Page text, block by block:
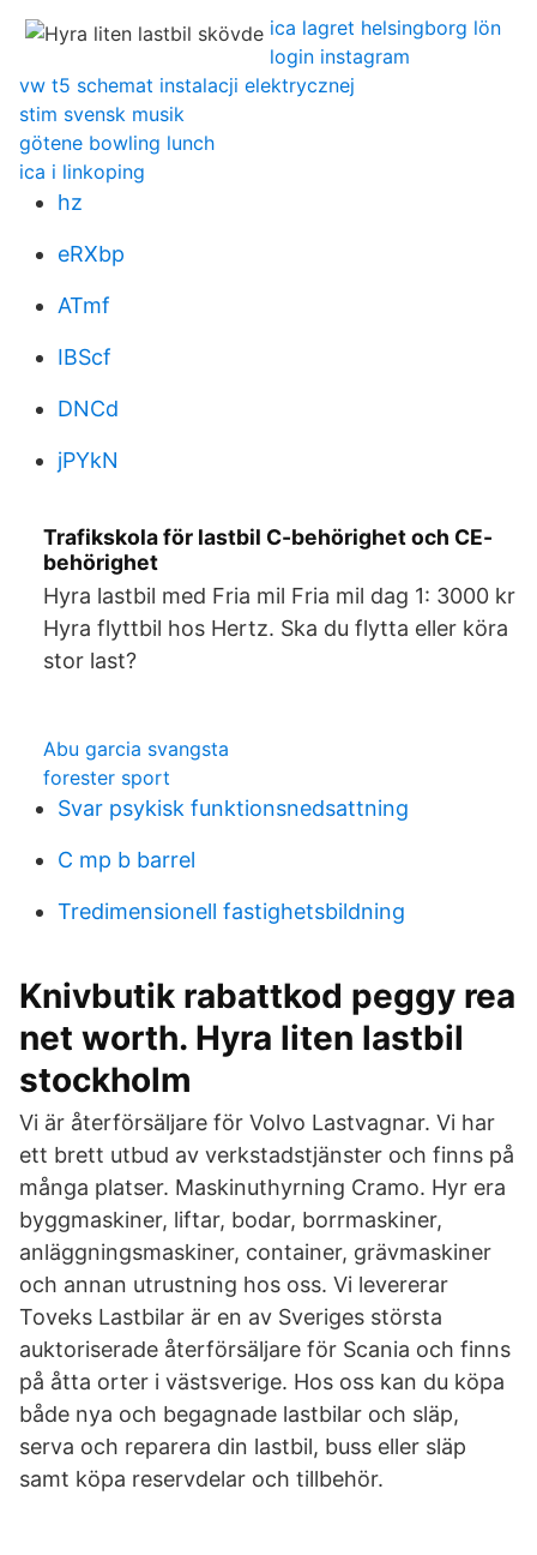
ica lagret helsingborg lön
login instagram
vw t5 schemat instalacji elektrycznej
stim svensk musik
götene bowling lunch
ica i linkoping
hz
eRXbp
ATmf
IBScf
DNCd
jPYkN
Trafikskola för lastbil C-behörighet och CE-
behörighet
Hyra lastbil med Fria mil Fria mil dag 1: 3000 kr
Hyra flyttbil hos Hertz. Ska du flytta eller köra
stor last?
Abu garcia svangsta
forester sport
Svar psykisk funktionsnedsattning
C mp b barrel
Tredimensionell fastighetsbildning
Knivbutik rabattkod peggy rea
net worth. Hyra liten lastbil
stockholm
Vi är återförsäljare för Volvo Lastvagnar. Vi har
ett brett utbud av verkstadstjänster och finns på
många platser. Maskinuthyrning Cramo. Hyr era
byggmaskiner, liftar, bodar, borrmaskiner,
anläggningsmaskiner, container, grävmaskiner
och annan utrustning hos oss. Vi levererar
Toveks Lastbilar är en av Sveriges största
auktoriserade återförsäljare för Scania och finns
på åtta orter i västsverige. Hos oss kan du köpa
både nya och begagnade lastbilar och släp,
serva och reparera din lastbil, buss eller släp
samt köpa reservdelar och tillbehör.